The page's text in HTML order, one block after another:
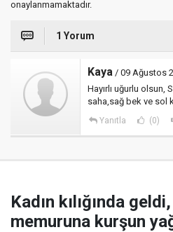
onaylanmamaktadır.
1 Yorum
Kaya / 09 Ağustos
Hayırlı uğurlu olsun,
saha,sağ bek ve sol
Yanıtla (0)
Kadın kılığında
memuruna kurşun